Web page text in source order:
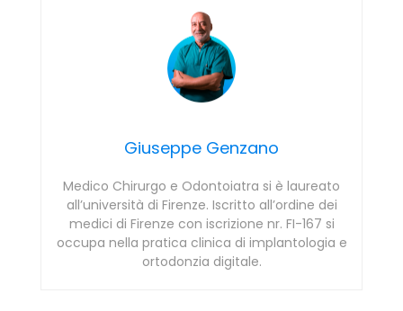
Giuseppe Genzano
Medico Chirurgo e Odontoiatra si è laureato
all’università di Firenze. Iscritto all’ordine dei
medici di Firenze con iscrizione nr. FI-167 si
occupa nella pratica clinica di implantologia e
ortodonzia digitale.